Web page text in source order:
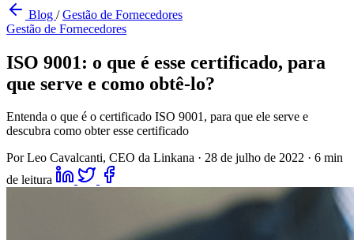
Blog /Gestão de Fornecedores
Gestão de Fornecedores
ISO 9001: o que é esse certificado, para
que serve e como obtê-lo?
Entenda o que é o certificado ISO 9001, para que ele serve e
descubra como obter esse certificado
Por Leo Cavalcanti, CEO da Linkana · 28 de julho de 2022 · 6 min
de leitura